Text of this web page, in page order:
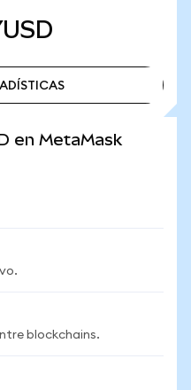
en MetaMask
blockchains.